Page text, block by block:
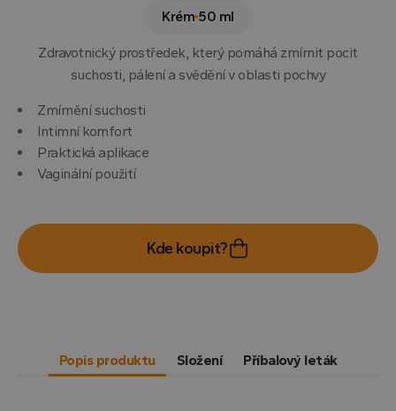
Krém 50 ml
Zdravotnický prostředek, který pomáhá zmírnit pocit
suchosti, pálení a svědění v oblasti pochvy
Zmírnění suchosti
Intimní komfort
Praktická aplikace
Vaginální použití
Kde koupit?
Popis produktu Složení Příbalový leták